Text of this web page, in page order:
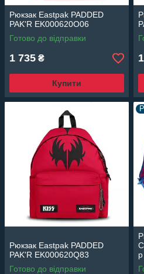
Рюкзак Eastpak PADDED
PAK'R EK000620O06
Готово до відправки
1 735 ₴
Купити
Рюкзак Eastpak PADDED
PAK'R EK000620Q83
Готово до відправки